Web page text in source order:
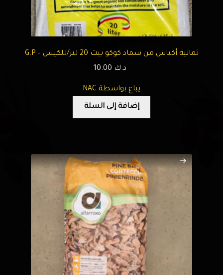
ثمانية أكياس من سماد كوكو بيت 20 لتر/للكيس – G.P
د.ك
يباع بواسطة NAC
إضافة إلى السلة